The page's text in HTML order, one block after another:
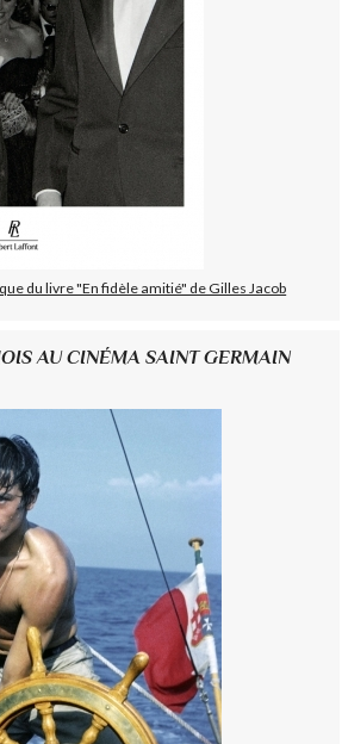
du livre "En fidèle amitié" de Gilles Jacob
AU CINÉMA SAINT GERMAIN